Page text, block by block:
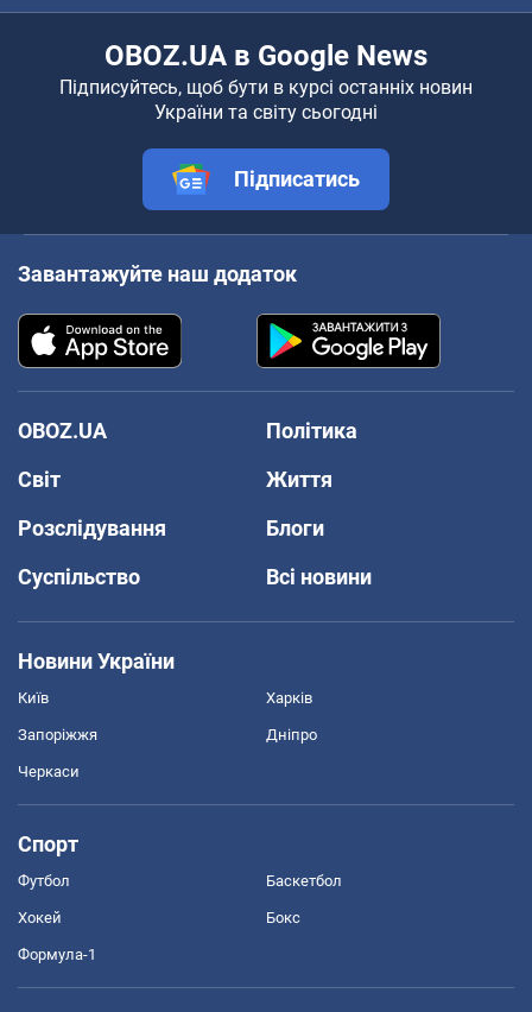
OBOZ.UA в Google News
Підписуйтесь, щоб бути в курсі останніх новин
України та світу сьогодні
Підписатись
Завантажуйте наш додаток
OBOZ.UA
Політика
Світ
Життя
Розслідування
Блоги
Суспільство
Всі новини
Новини України
Київ Харків
Запоріжжя Дніпро
Черкаси
Спорт
Футбол Баскетбол
Хокей Бокс
Формула-1